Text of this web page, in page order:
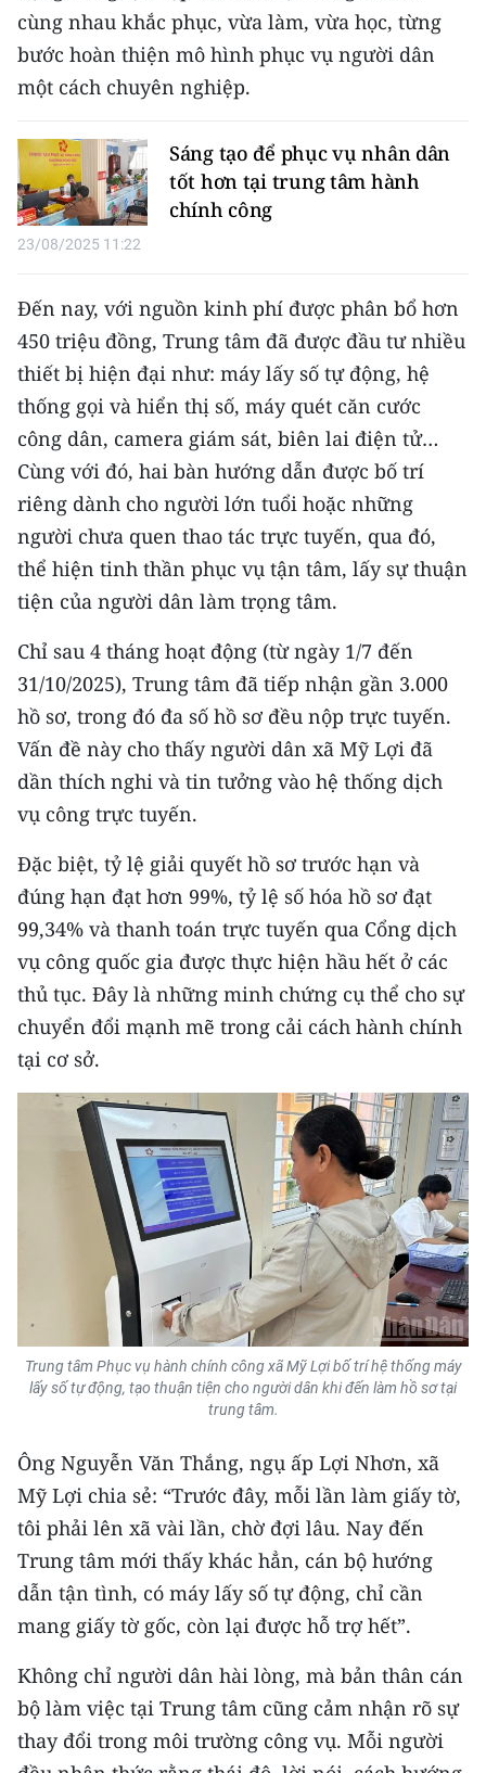
Media Giáo dục
Media Y tế
Media Môi trường
Ảnh
TIN MỚI
TIN ĐỊA PHƯƠNG
Trung du và miền núi phía Bắc
Đồng bằng sông Hồng
Bắc Trung Bộ
Duyên hải Nam Trung Bộ và Tây
Nguyên
Đông Nam Bộ
Đồng bằng sông Cửu Long
Chuyên trang Hà Nội
Chuyên trang TP. Hồ Chí Minh
CÁC CHUYÊN TRANG
VỀ BÁO NHÂN DÂN
THỜI NAY
NHÂN DÂN CUỐI TUẦN
NHÂN DÂN HẰNG THÁNG
MUA BÁO
ĐỌC BÁO IN
中文
РУССКИЙ
ESPAÑOL
한국어
cùng nhau khắc phục, vừa làm, vừa học, từng
bước hoàn thiện mô hình phục vụ người dân
một cách chuyên nghiệp.
Sáng tạo để phục vụ nhân dân
tốt hơn tại trung tâm hành
chính công
23/08/2025 11:22
Đến nay, với nguồn kinh phí được phân bổ hơn
450 triệu đồng, Trung tâm đã được đầu tư nhiều
thiết bị hiện đại như: máy lấy số tự động, hệ
thống gọi và hiển thị số, máy quét căn cước
công dân, camera giám sát, biên lai điện tử…
Cùng với đó, hai bàn hướng dẫn được bố trí
riêng dành cho người lớn tuổi hoặc những
người chưa quen thao tác trực tuyến, qua đó,
thể hiện tinh thần phục vụ tận tâm, lấy sự thuận
tiện của người dân làm trọng tâm.
Chỉ sau 4 tháng hoạt động (từ ngày 1/7 đến
31/10/2025), Trung tâm đã tiếp nhận gần 3.000
hồ sơ, trong đó đa số hồ sơ đều nộp trực tuyến.
Vấn đề này cho thấy người dân xã Mỹ Lợi đã
dần thích nghi và tin tưởng vào hệ thống dịch
vụ công trực tuyến.
Đặc biệt, tỷ lệ giải quyết hồ sơ trước hạn và
đúng hạn đạt hơn 99%, tỷ lệ số hóa hồ sơ đạt
99,34% và thanh toán trực tuyến qua Cổng dịch
vụ công quốc gia được thực hiện hầu hết ở các
thủ tục. Đây là những minh chứng cụ thể cho sự
chuyển đổi mạnh mẽ trong cải cách hành chính
tại cơ sở.
Trung tâm Phục vụ hành chính công xã Mỹ Lợi bố trí hệ thống máy
lấy số tự động, tạo thuận tiện cho người dân khi đến làm hồ sơ tại
trung tâm.
Ông Nguyễn Văn Thắng, ngụ ấp Lợi Nhơn, xã
Mỹ Lợi chia sẻ: “Trước đây, mỗi lần làm giấy tờ,
tôi phải lên xã vài lần, chờ đợi lâu. Nay đến
Trung tâm mới thấy khác hẳn, cán bộ hướng
dẫn tận tình, có máy lấy số tự động, chỉ cần
mang giấy tờ gốc, còn lại được hỗ trợ hết”.
Không chỉ người dân hài lòng, mà bản thân cán
bộ làm việc tại Trung tâm cũng cảm nhận rõ sự
thay đổi trong môi trường công vụ. Mỗi người